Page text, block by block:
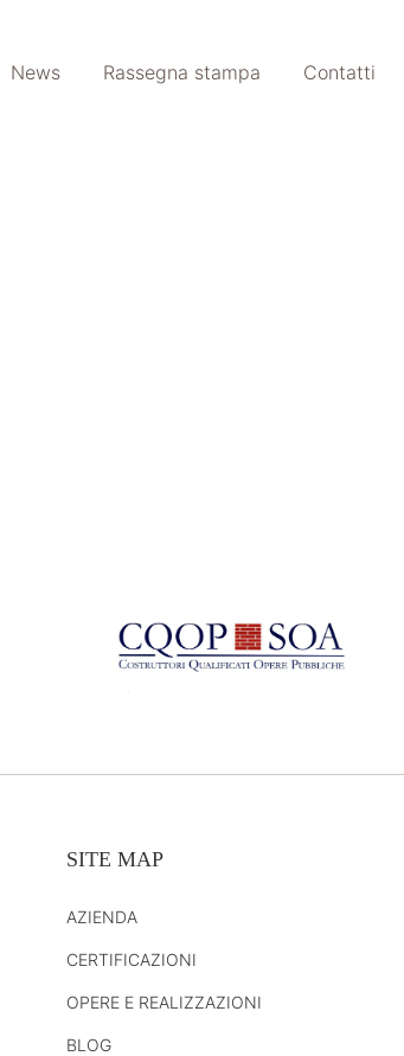
News Rassegna stampa Contatti
SITE MAP
AZIENDA
CERTIFICAZIONI
OPERE E REALIZZAZIONI
BLOG